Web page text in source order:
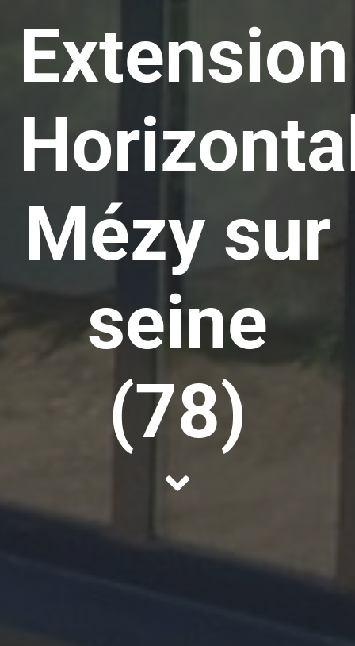
Extension
Mézy sur
seine
(78)